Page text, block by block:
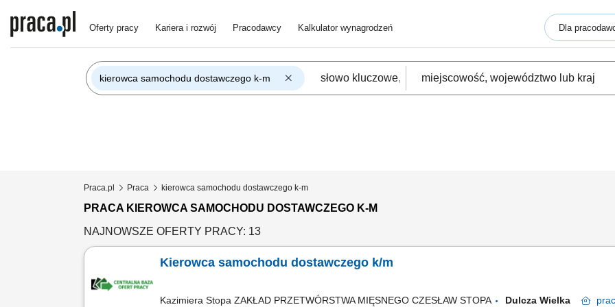
Oferty pracy Kariera i rozwój Pracodawcy Kalkulator wynagrodzeń Dla
kierowca samochodu dostawczego k-m
Praca.pl Praca kierowca samochodu dostawczego k-m
PRACA KIEROWCA SAMOCHODU DOSTAWCZEGO K-M
NAJNOWSZE OFERTY PRACY: 13
Kierowca samochodu dostawczego k/m
Kazimiera Stopa ZAKŁAD PRZETWÓRSTWA MIĘSNEGO CZESŁAW STOPA Dulcza Wielka